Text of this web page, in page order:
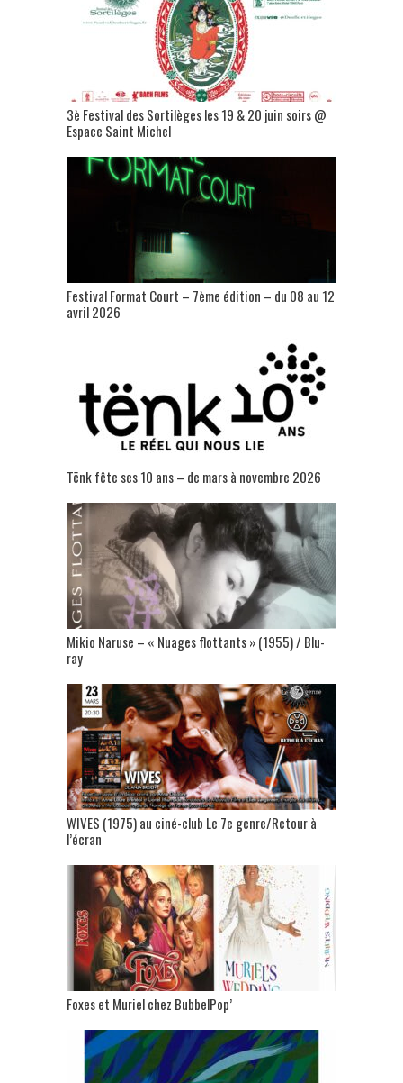
3è Festival des Sortilèges les 19 & 20 juin soirs @
Espace Saint Michel
Festival Format Court – 7ème édition – du 08 au 12
avril 2026
Tënk fête ses 10 ans – de mars à novembre 2026
Mikio Naruse – « Nuages flottants » (1955) / Blu-
ray
WIVES (1975) au ciné-club Le 7e genre/Retour à
l’écran
Foxes et Muriel chez BubbelPop’